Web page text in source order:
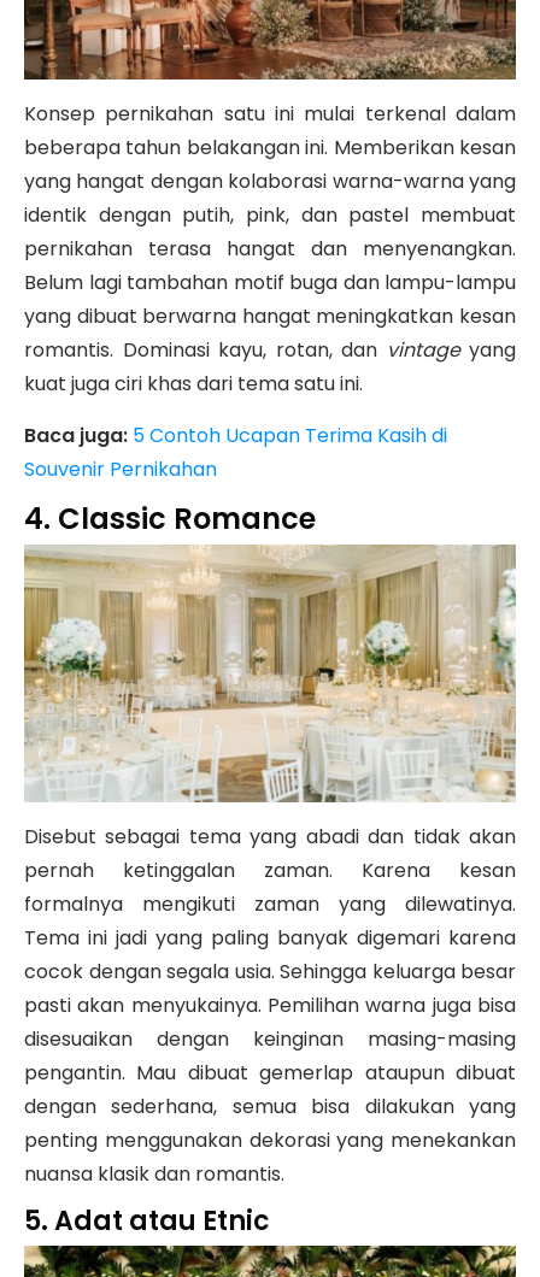
Konsep pernikahan satu ini mulai terkenal dalam
beberapa tahun belakangan ini. Memberikan kesan
yang hangat dengan kolaborasi warna-warna yang
identik dengan putih, pink, dan pastel membuat
pernikahan terasa hangat dan menyenangkan.
Belum lagi tambahan motif buga dan lampu-lampu
yang dibuat berwarna hangat meningkatkan kesan
romantis. Dominasi kayu, rotan, dan vintageyang
kuat juga ciri khas dari tema satu ini.
Baca juga: 5 Contoh Ucapan Terima Kasih di
Souvenir Pernikahan
4. Classic Romance
Disebut sebagai tema yang abadi dan tidak akan
pernah ketinggalan zaman. Karena kesan
formalnya mengikuti zaman yang dilewatinya.
Tema ini jadi yang paling banyak digemari karena
cocok dengan segala usia. Sehingga keluarga besar
pasti akan menyukainya. Pemilihan warna juga bisa
disesuaikan dengan keinginan masing-masing
pengantin. Mau dibuat gemerlap ataupun dibuat
dengan sederhana, semua bisa dilakukan yang
penting menggunakan dekorasi yang menekankan
nuansa klasik dan romantis.
5. Adat atau Etnic